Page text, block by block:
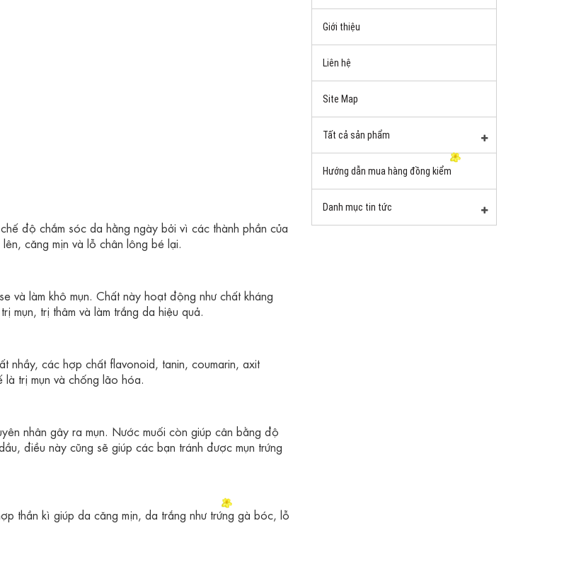
độ chắm sóc da hằng ngày bởi vì các thành phần của
căng mịn và lỗ chân lông bé lại.
và làm khô mụn. Chất này hoạt động như chất kháng
mụn, trị thâm và làm trắng da hiệu quả.
nhầy, các hợp chất flavonoid, tanin, coumarin, axit
trị mụn và chống lão hóa.
nhân gây ra mụn. Nước muối còn giúp cân bằng độ
điều này cũng sẽ giúp các bạn tránh được mụn trứng
thần kì giúp da căng mịn, da trắng như trứng gà bóc, lỗ
Giới thiệu
Liên hệ
Site Map
Tất cả sản phẩm
Hướng dẫn mua hàng đồng kiểm
Danh mục tin tức